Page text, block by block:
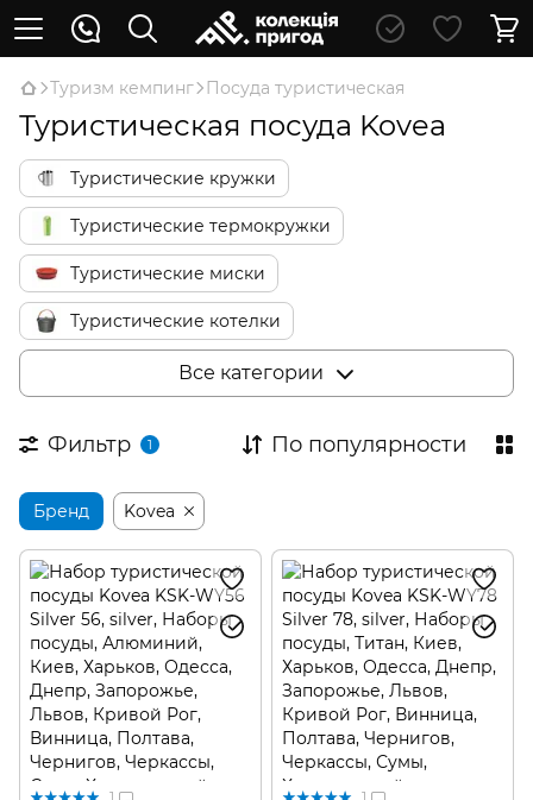
Туризм кемпинг Посуда туристическая
Туристическая посуда Kovea
Туристические кружки
Туристические термокружки
Туристические миски
Туристические котелки
Туристические сковородки
Туристические кофеварки
Туристические термосы
Туристические столовые приборы
Туристические бокалы для вина
Туристические фляги и бутылки для воды
Туристические наборы для пикника
Туристические аксессуары для посуды
Все категории
Фильтр 1 По популярности
Бренд Kovea